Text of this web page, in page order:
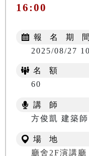
16:00
報 名 期 間
2025/08/27
名 額
60
講 師
方俊凱 建築師
場 地
廳舍2F演講廳